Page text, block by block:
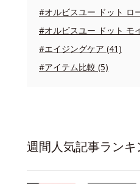
#オルビスユー ドット ロ
#オルビスユー ドット モ
#エイジングケア (41)
#アイテム比較 (5)
週間人気記事ランキ